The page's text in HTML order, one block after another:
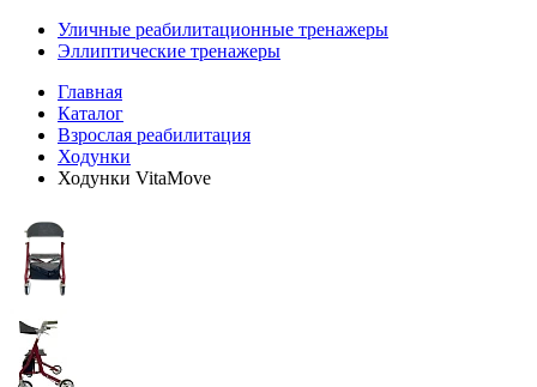
Уличные реабилитационные тренажеры
Эллиптические тренажеры
Главная
Каталог
Взрослая реабилитация
Ходунки
Ходунки VitaMove